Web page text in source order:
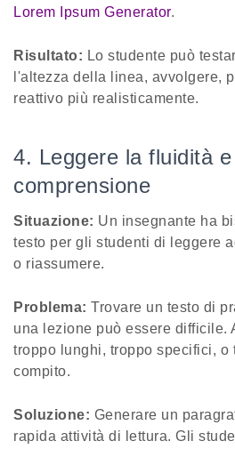
Lorem Ipsum Generator.
Risultato: Lo studente può
l'altezza della linea, avvolgere,
reattivo più realisticamente.
4. Leggere la fluidità
comprensione
Situazione: Un insegnante ha
testo per gli studenti di leggere
o riassumere.
Problema: Trovare un testo di
una lezione può essere difficile.
troppo lunghi, troppo specifici, o
compito.
Soluzione: Generare un
rapida attività di lettura. Gli